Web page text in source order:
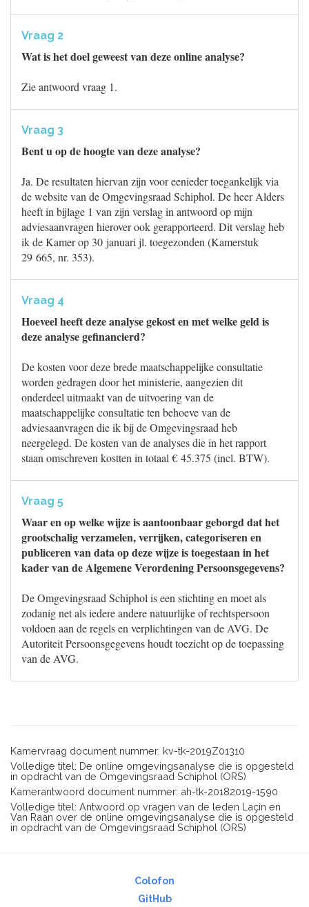
Vraag 2
Wat is het doel geweest van deze online analyse?
Zie antwoord vraag 1.
Vraag 3
Bent u op de hoogte van deze analyse?
Ja. De resultaten hiervan zijn voor eenieder toegankelijk via
de website van de Omgevingsraad Schiphol. De heer Alders
heeft in bijlage 1 van zijn verslag in antwoord op mijn
adviesaanvragen hierover ook gerapporteerd. Dit verslag heb
ik de Kamer op 30 januari jl. toegezonden (Kamerstuk
29 665, nr. 353).
Vraag 4
Hoeveel heeft deze analyse gekost en met welke geld is
deze analyse gefinancierd?
De kosten voor deze brede maatschappelijke consultatie
worden gedragen door het ministerie, aangezien dit
onderdeel uitmaakt van de uitvoering van de
maatschappelijke consultatie ten behoeve van de
adviesaanvragen die ik bij de Omgevingsraad heb
neergelegd. De kosten van de analyses die in het rapport
staan omschreven kostten in totaal € 45.375 (incl. BTW).
Vraag 5
Waar en op welke wijze is aantoonbaar geborgd dat het
grootschalig verzamelen, verrijken, categoriseren en
publiceren van data op deze wijze is toegestaan in het
kader van de Algemene Verordening Persoonsgegevens?
De Omgevingsraad Schiphol is een stichting en moet als
zodanig net als iedere andere natuurlijke of rechtspersoon
voldoen aan de regels en verplichtingen van de AVG. De
Autoriteit Persoonsgegevens houdt toezicht op de toepassing
van de AVG.
Kamervraag document nummer: kv-tk-2019Z01310
Volledige titel: De online omgevingsanalyse die is opgesteld
in opdracht van de Omgevingsraad Schiphol (ORS)
Kamerantwoord document nummer: ah-tk-20182019-1590
Volledige titel: Antwoord op vragen van de leden Laçin en
Van Raan over de online omgevingsanalyse die is opgesteld
in opdracht van de Omgevingsraad Schiphol (ORS)
Colofon
GitHub